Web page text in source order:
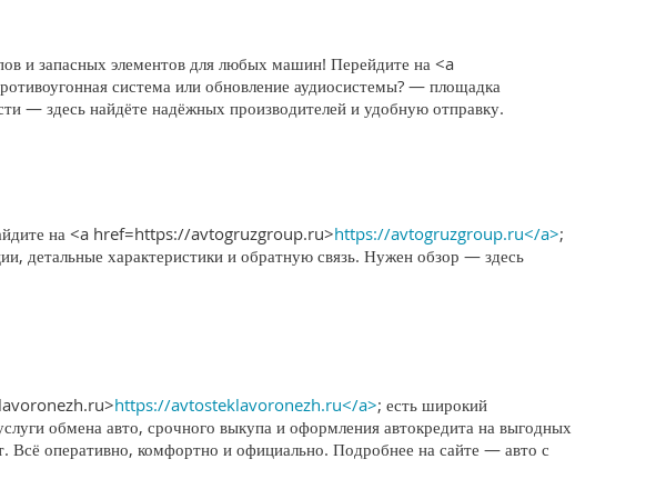
и запасных элементов для любых машин! Перейдите на <a
система или обновление аудиосистемы? — площадка
— здесь найдёте надёжных производителей и удобную отправку.
на <a href=https://avtogruzgroup.ru>https://avtogruzgroup.ru</a>;
детальные характеристики и обратную связь. Нужен обзор — здесь
https://avtosteklavoronezh.ru</a>; есть широкий
обмена авто, срочного выкупа и оформления автокредита на выгодных
Всё оперативно, комфортно и официально. Подробнее на сайте — авто с